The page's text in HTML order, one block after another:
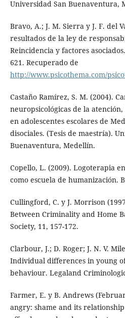
Universidad San Buenaventura,
Bravo, A.; J. M. Sierra y J. F. del
resultados de la ley de
Reincidencia y factores
621. Recuperado de
http://www.psicothema.com/
Castaño Ramírez, S. M. (2004).
neuropsicológicas de la
en adolescentes escolares de
disociales. (Tesis de maestría).
Buenaventura, Medellín.
Copello, L. (2009). Logoterapia
como escuela de humanización.
Cullingford, C. y J. Morrison
Between Criminality and Home
Society, 11, 157-172.
Clarbour, J.; D. Roger; J. N. V.
Individual differences in young
behaviour. Legaland
Farmer, E. y B. Andrews
angry: shame and its